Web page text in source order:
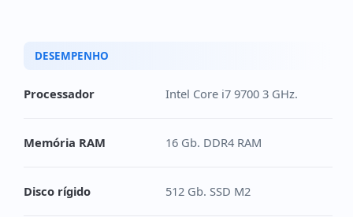
DESEMPENHO
Processador Intel Core i7 9700 3 GHz.
Memória RAM 16 Gb. DDR4 RAM
Disco rígido 512 Gb. SSD M2